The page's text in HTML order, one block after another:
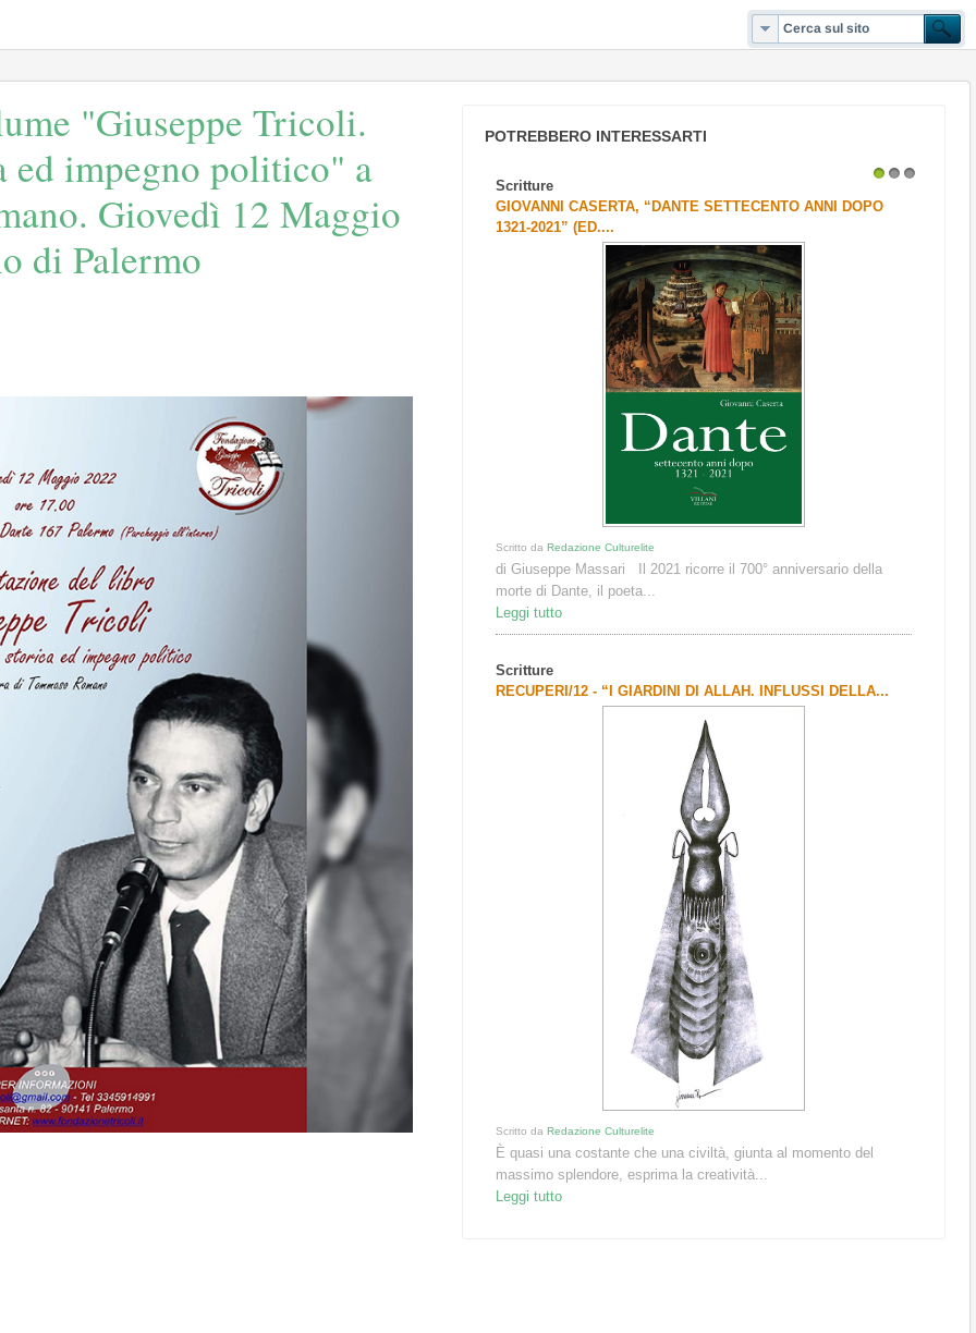
"Giuseppe Tricoli.
ed impegno politico" a
Giovedì 12 Maggio
di Palermo
POTREBBERO INTERESSARTI
Scritture
GIOVANNI CASERTA, “DANTE SETTECENTO ANNI DOPO
1321-2021” (ED....
Scritto daRedazione Culturelite
di Giuseppe Massari Il 2021 ricorre il 700° anniversario della
morte di Dante, il poeta...
Leggi tutto
Scritture
RECUPERI/12 - “I GIARDINI DI ALLAH. INFLUSSI DELLA...
Scritto daRedazione Culturelite
È quasi una costante che una civiltà, giunta al momento del
massimo splendore, esprima la creatività...
Leggi tutto